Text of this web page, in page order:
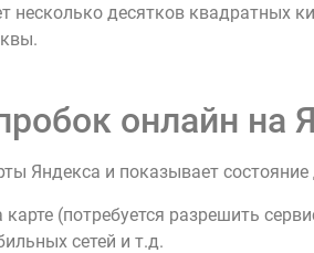
десятков квадратных
онлайн на
Яндекса и показывает
(потребуется разрешить
сетей и т.д.